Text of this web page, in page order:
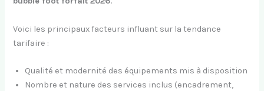
Voici les principaux facteurs influant sur la tendance
tarifaire :
Qualité et modernité des équipements mis à disposition
Nombre et nature des services inclus (encadrement,